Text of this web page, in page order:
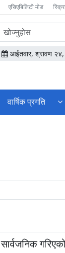
एसिएबिलिटी मोड
वेबसाइटमा
खोज्नुहोस
आईतवार, श्रावण
वार्षिक प्रगति